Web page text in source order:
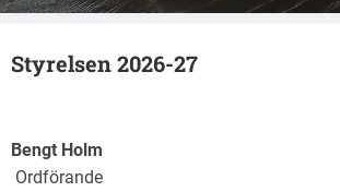
Styrelsen 2026-27
Bengt Holm
Ordförande